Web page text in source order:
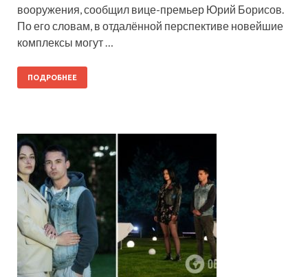
вооружения, сообщил вице-премьер Юрий Борисов.
По его словам, в отдалённой перспективе новейшие
комплексы могут …
ПОДРОБНЕЕ